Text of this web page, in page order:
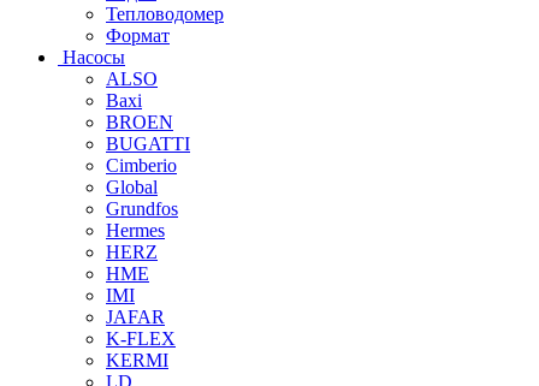
Тепловодомер
Формат
Насосы
ALSO
Baxi
BROEN
BUGATTI
Cimberio
Global
Grundfos
Hermes
HERZ
HME
IMI
JAFAR
K-FLEX
KERMI
LD